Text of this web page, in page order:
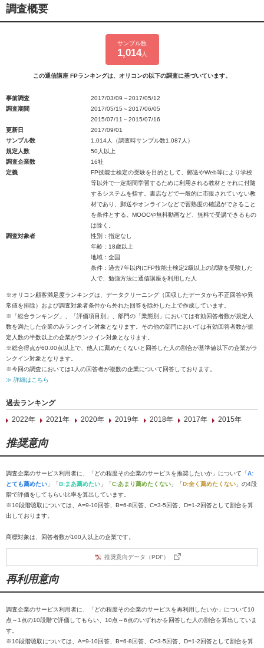
調査概要
サンプル数
1,014人
この通信講座 FPランキングは、オリコンの以下の調査に基づいています。
事前調査
2017/03/09～2017/05/12
調査期間
2017/05/15～2017/06/05
2015/07/11～2015/07/16
更新日
2017/09/01
サンプル数
1,014人（調査時サンプル数1,087人）
規定人数
50人以上
調査企業数
16社
定義
FP技能士検定の受験を目的として、郵送やWeb等により学校
等以外で一定期間学習するために利用される教材とそれに付随
するシステムを指す。書店などで一般的に市販されていない教
材であり、郵送やオンラインなどで習熟度の確認ができること
を条件とする。MOOCや無料動画など、無料で受講できるもの
は除く。
調査対象者
性別：指定なし
年齢：18歳以上
地域：全国
条件：過去7年以内にFP技能士検定2級以上の試験を受験した
人で、勉強方法に通信講座を利用した人
※オリコン顧客満足度ランキングは、データクリーニング（回収したデータから不正回答や異
常値を排除）および調査対象者条件から外れた回答を除外した上で作成しています。
※「総合ランキング」、「評価項目別」、部門の「業態別」においては有効回答者数が規定人
数を満たした企業のみランクイン対象となります。その他の部門においては有効回答者数が規
定人数の半数以上の企業がランクイン対象となります。
※総合得点が60.00点以上で、他人に薦めたくないと回答した人の割合が基準値以下の企業がラ
ンクイン対象となります。
※今回の調査においては1人の回答者が複数の企業について回答しております。
≫ 詳細はこちら
過去ランキング
2022年
2021年 2020年 2019年 2018年 2017年 2015年
推奨意向
調査企業のサービス利用者に、「どの程度その企業のサービスを推奨したいか」について「A:
とても薦めたい 」「B:まあ薦めたい 」「C:あまり薦めたくない 」「D:全く薦めたくない 」の4段
階で評価をしてもらい比率を算出しています。
※10段階聴取については、A=9-10回答、B=6-8回答、C=3-5回答、D=1-2回答として割合を算
出しております。
商標対象は、回答者数が100人以上の企業です。
推奨意向データ（PDF）
再利用意向
調査企業のサービス利用者に、「どの程度その企業のサービスを再利用したいか」について10
点～1点の10段階で評価してもらい、10点～6点のいずれかを回答した人の割合を算出していま
す。
※10段階聴取については、A=9-10回答、B=6-8回答、C=3-5回答、D=1-2回答として割合を算